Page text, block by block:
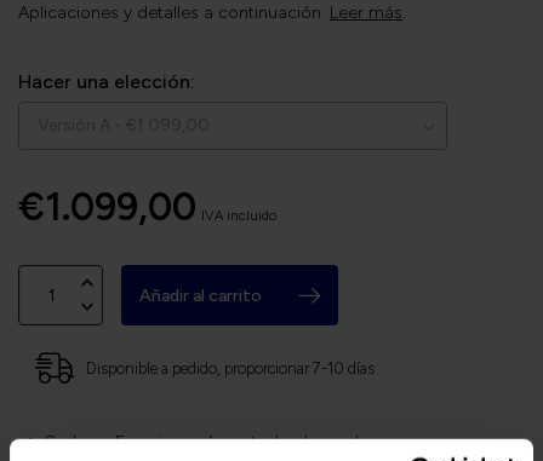
Aplicaciones y detalles a continuación. Leer más.
Hacer una elección:
€1.099,00 IVA incluido
Añadir al carrito
Disponible a pedido, proporcionar 7-10 días
Sede en Francia, envíos a todo el mundo